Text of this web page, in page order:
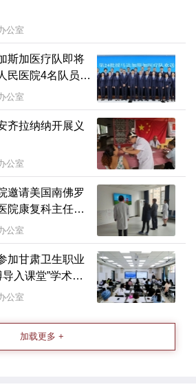
公室
斯加医疗队即将
民医院4名队员随
公室
齐拉纳纳开展义
公室
邀请美国南佛罗
院康复科主任来
公室
加甘肃卫生职业
入课堂”学术活
公室
加载更多 +